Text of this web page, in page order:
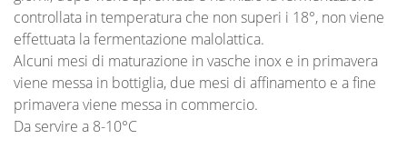
controllata in temperatura che non superi i 18°, non viene
effettuata la fermentazione malolattica.
Alcuni mesi di maturazione in vasche inox e in primavera
viene messa in bottiglia, due mesi di affinamento e a fine
primavera viene messa in commercio.
Da servire a 8-10°C